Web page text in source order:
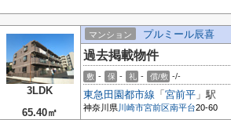
3LDK
65.40㎡
マンション プルミール辰喜
過去掲載物件
敷 - 保 - 礼 - 償/敷 -/-
東急田園都市線 「 宮前平 」駅
神奈川県川崎市宮前区南平台20-60